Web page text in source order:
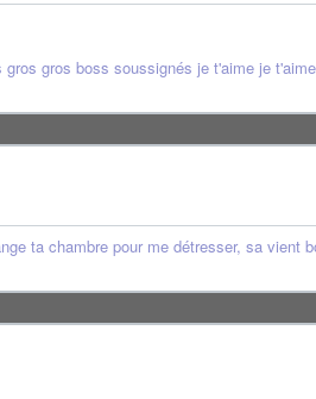
gros boss soussignés je t'aime je
ta chambre pour me détresser, sa vient